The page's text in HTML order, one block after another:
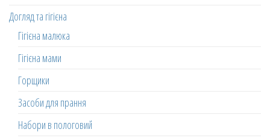
Догляд та гігієна
Гігієна малюка
Гігієна мами
Горщики
Засоби для прання
Набори в пологовий